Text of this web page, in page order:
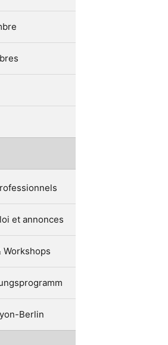
et annonces
Workshops
Berlin